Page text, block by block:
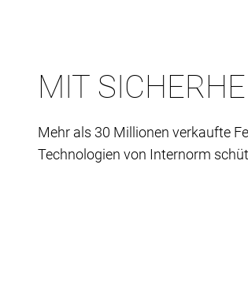
MIT
Mehr als 30 Millionen verkaufte
Technologien von Internorm